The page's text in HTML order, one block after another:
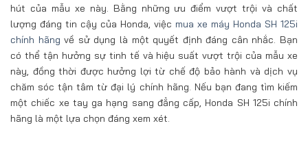
hút của mẫu xe này. Bằng những ưu điểm vượt trội và chất
lượng đáng tin cậy của Honda, việc mua xe máy Honda SH 125i
chính hãng về sử dụng là một quyết định đáng cân nhắc. Bạn
có thể tận hưởng sự tinh tế và hiệu suất vượt trội của mẫu xe
này, đồng thời được hưởng lợi từ chế độ bảo hành và dịch vụ
chăm sóc tận tâm từ đại lý chính hãng. Nếu bạn đang tìm kiếm
một chiếc xe tay ga hạng sang đẳng cấp, Honda SH 125i chính
hãng là một lựa chọn đáng xem xét.